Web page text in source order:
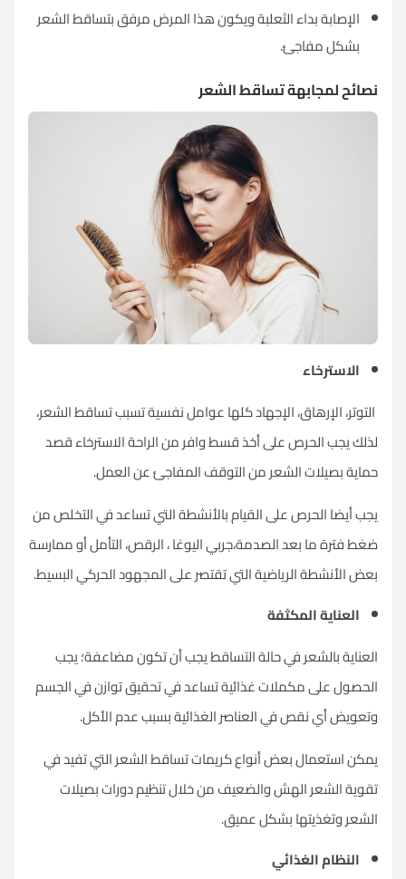
الإصابة بداء الثعلبة ويكون هذا المرض مرفق بتساقط الشعر
بشكل مفاجئ.
نصائح لمجابهة تساقط الشعر
الاسترخاء
التوتر، الإرهاق، الإجهاد كلها عوامل نفسية تسبب تساقط الشعر،
لذلك يجب الحرص على أخذ قسط وافر من الراحة الاسترخاء قصد
حماية بصيلات الشعر من التوقف المفاجئ عن العمل.
يجب أيضا الحرص على القيام بالأنشطة التي تساعد في التخلص من
ضغط فترة ما بعد الصدمة،جربي اليوغا ، الرقص، التأمل أو ممارسة
بعض الأنشطة الرياضية التي تقتصر على المجهود الحركي البسيط.
العناية المكثفة
العناية بالشعر في حالة التساقط يجب أن تكون مضاعفة؛ يجب
الحصول على مكملات غذائية تساعد في تحقيق توازن في الجسم
وتعويض أي نقص في العناصر الغذائية بسبب عدم الأكل.
يمكن استعمال بعض أنواع كريمات تساقط الشعر التي تفيد في
تقوية الشعر الهش والضعيف من خلال تنظيم دورات بصيلات
الشعر وتغذيتها بشكل عميق.
النظام الغذائي